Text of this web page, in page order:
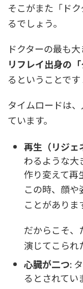
そこがまた「ド
るでしょう。
ドクターの最も
リフレイ出身の
るということです
タイムロードは
ています。
再生（リジェ
わるような大
作り変えて再
この時、顔
ことがありま
だからこそ、
演じてこられ
心臓が二つ:
るとされてい